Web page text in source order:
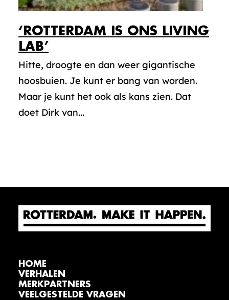
‘ROTTERDAM IS ONS LIVING
LAB’
Hitte, droogte en dan weer gigantische
hoosbuien. Je kunt er bang van worden.
Maar je kunt het ook als kans zien. Dat
doet Dirk van...
HOME
VERHALEN
MERKPARTNERS
VEELGESTELDE VRAGEN